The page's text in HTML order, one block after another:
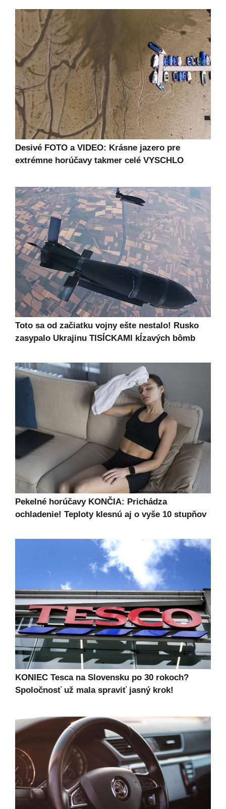
Desivé FOTO a VIDEO: Krásne jazero pre
extrémne horúčavy takmer celé VYSCHLO
Toto sa od začiatku vojny ešte nestalo! Rusko
zasypalo Ukrajinu TISÍCKAMI kĺzavých bômb
Pekelné horúčavy KONČIA: Prichádza
ochladenie! Teploty klesnú aj o vyše 10 stupňov
KONIEC Tesca na Slovensku po 30 rokoch?
Spoločnosť už mala spraviť jasný krok!